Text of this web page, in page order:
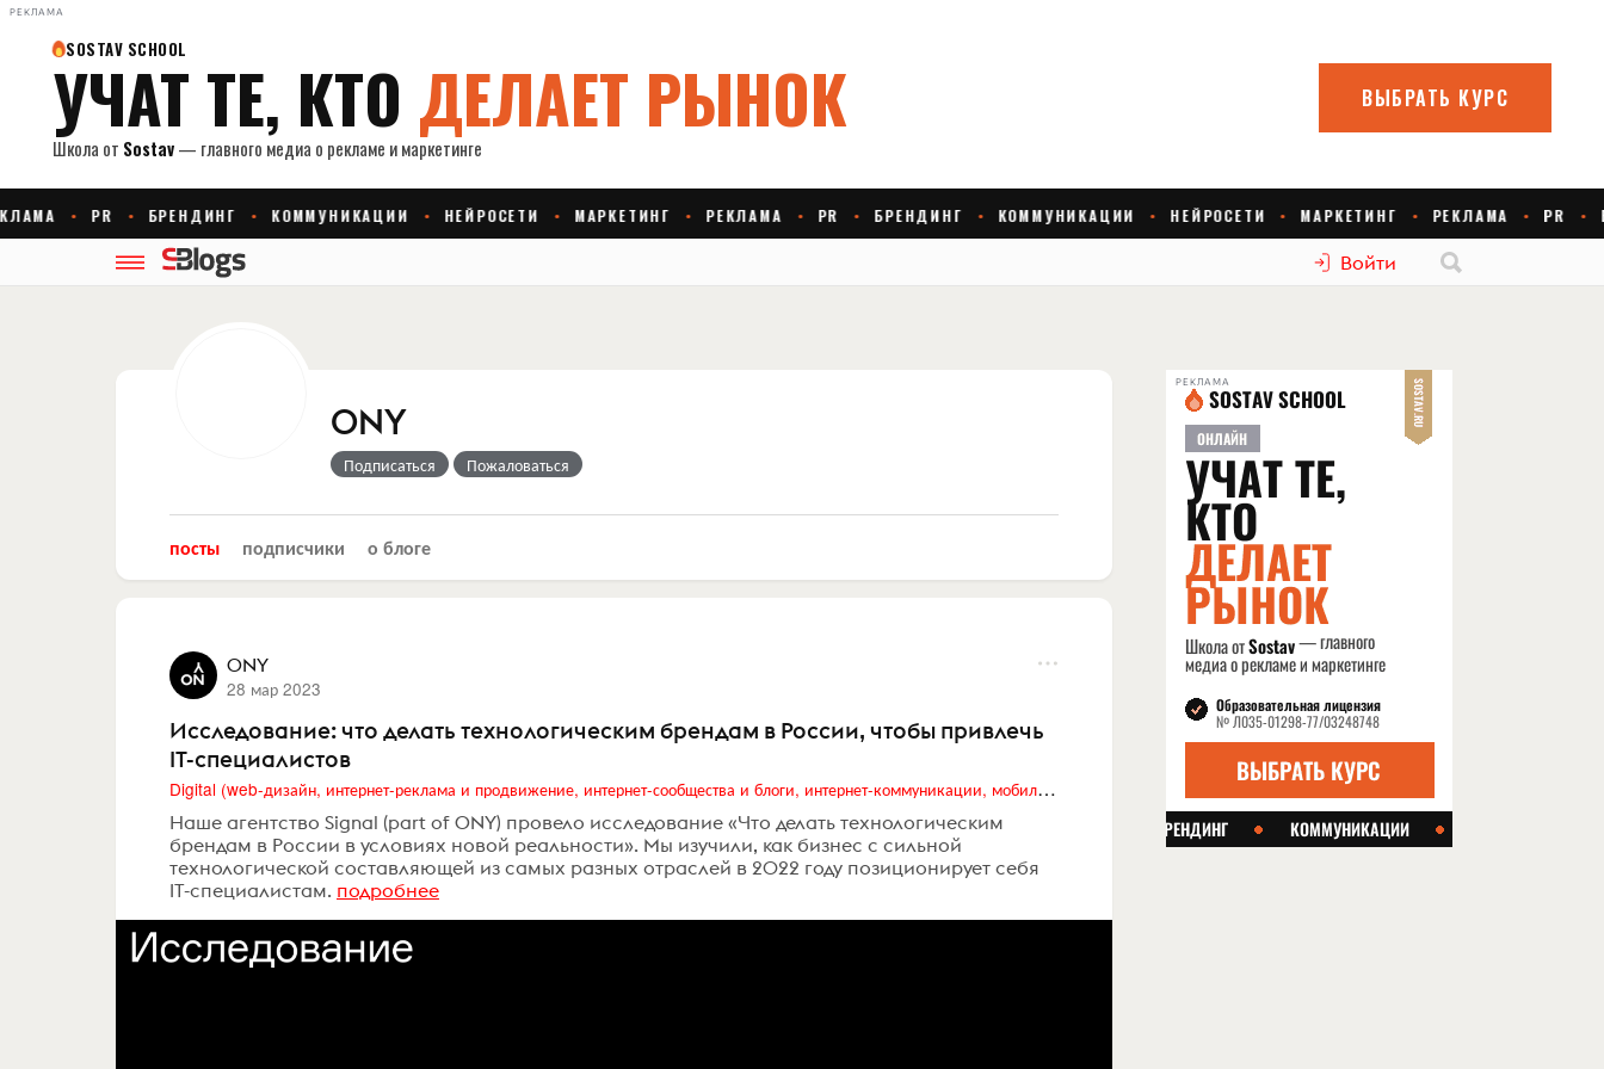
РЕКЛАМА
Войти
ONY
Подписаться Пожаловаться
посты подписчики о блоге
ONY
28 мар 2023
Исследование: что делать технологическим брендам в России, чтобы привлечь
IT-специалистов
Digital (web-дизайн, интернет-реклама и продвижение, интернет-сообщества и блоги, интернет-коммуникации, мобильный маркетинг, реклама на цифровых экранах)
Наше агентство Signal (part of ONY) провело исследование «Что делать технологическим
брендам в России в условиях новой реальности». Мы изучили, как бизнес с сильной
технологической составляющей из самых разных отраслей в 2022 году позиционирует себя
IT-специалистам. подробнее
РЕКЛАМА